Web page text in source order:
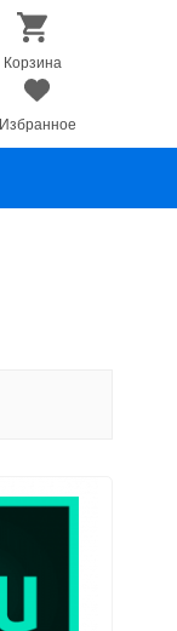
Корзина
Избранное